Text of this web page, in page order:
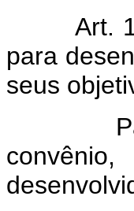
Art. 14.
para
seus